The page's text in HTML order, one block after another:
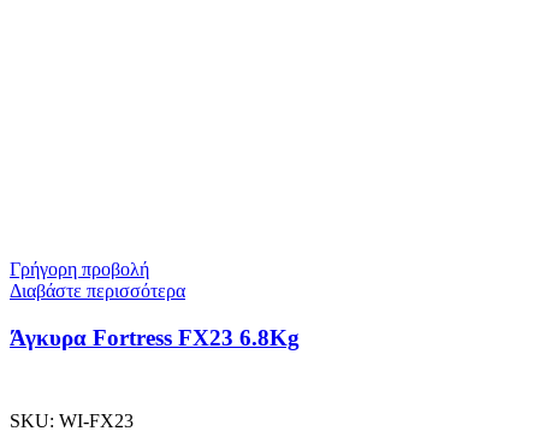
Γρήγορη προβολή
Διαβάστε περισσότερα
Άγκυρα Fortress FX23 6.8Kg
SKU: WI-FX23